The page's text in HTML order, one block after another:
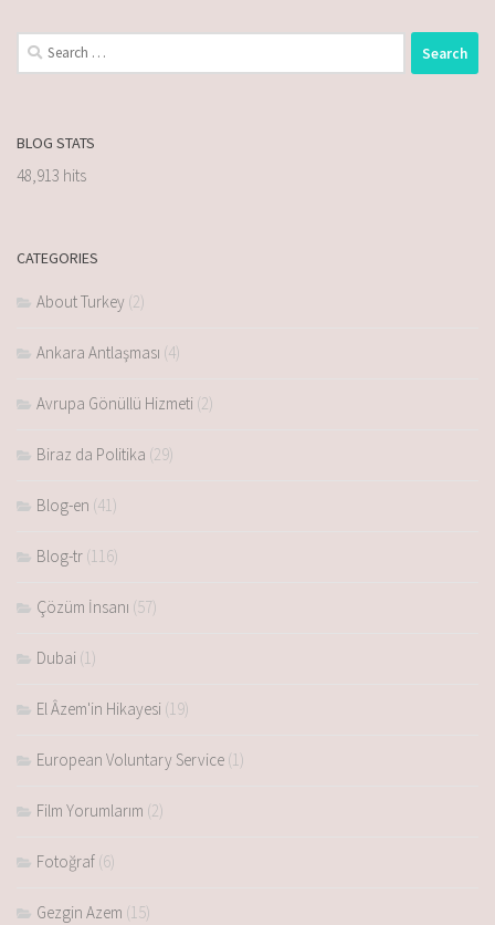
BLOG STATS
48,913 hits
CATEGORIES
About Turkey (2)
Ankara Antlaşması (4)
Avrupa Gönüllü Hizmeti (2)
Biraz da Politika (29)
Blog-en (41)
Blog-tr (116)
Çözüm İnsanı (57)
Dubai (1)
El Âzem'in Hikayesi (19)
European Voluntary Service (1)
Film Yorumlarım (2)
Fotoğraf (6)
Gezgin Azem (15)